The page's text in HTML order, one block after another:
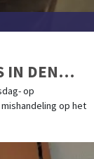
IN DEN
op
op het